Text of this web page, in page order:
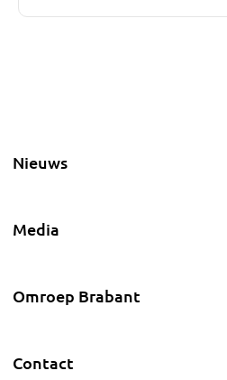
Nieuws
Media
Omroep Brabant
Contact